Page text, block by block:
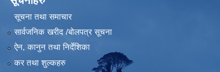
सूचना तथा समाचार
सार्वजनिक खरीद /बोलपत्र सूचना
ऐन, कानुन तथा निर्देशिका
कर तथा शुल्कहरु